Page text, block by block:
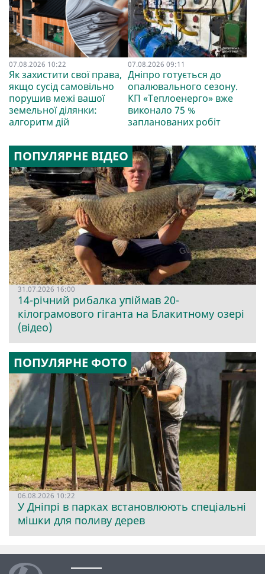
07.08.2026 10:22
Як захистити свої права,
якщо сусід самовільно
порушив межі вашої
земельної ділянки:
алгоритм дій
07.08.2026 09:11
Дніпро готується до
опалювального сезону.
КП «Теплоенерго» вже
виконало 75 %
запланованих робіт
ПОПУЛЯРНЕ ВІДЕО
31.07.2026 16:00
14-річний рибалка упіймав 20-
кілограмового гіганта на Блакитному озері
(відео)
ПОПУЛЯРНЕ ФОТО
06.08.2026 10:22
У Дніпрі в парках встановлюють спеціальні
мішки для поливу дерев